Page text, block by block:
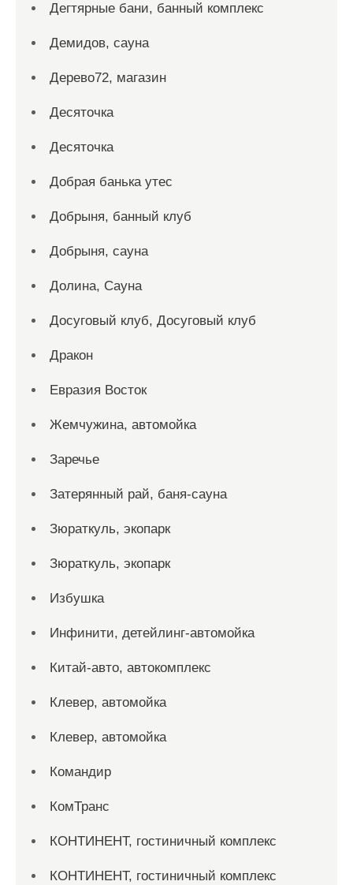
Дегтярные бани, банный комплекс
Демидов, сауна
Дерево72, магазин
Десяточка
Десяточка
Добрая банька утес
Добрыня, банный клуб
Добрыня, сауна
Долина, Сауна
Досуговый клуб, Досуговый клуб
Дракон
Евразия Восток
Жемчужина, автомойка
Заречье
Затерянный рай, баня-сауна
Зюраткуль, экопарк
Зюраткуль, экопарк
Избушка
Инфинити, детейлинг-автомойка
Китай-авто, автокомплекс
Клевер, автомойка
Клевер, автомойка
Командир
КомТранс
КОНТИНЕНТ, гостиничный комплекс
КОНТИНЕНТ, гостиничный комплекс